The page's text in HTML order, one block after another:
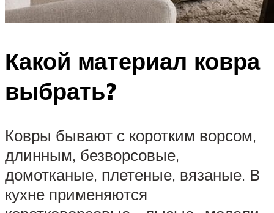
Какой материал ковра
выбрать?
Ковры бывают с коротким ворсом,
длинным, безворсовые,
домотканые, плетеные, вязаные. В
кухне применяются